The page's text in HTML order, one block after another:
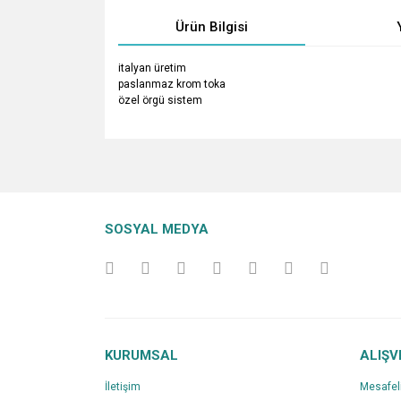
Ürün Bilgisi
italyan üretim
paslanmaz krom toka
özel örgü sistem
Ürün açıklamasında eksik bilgiler bulunuyor.
SOSYAL MEDYA
KURUMSAL
İletişim